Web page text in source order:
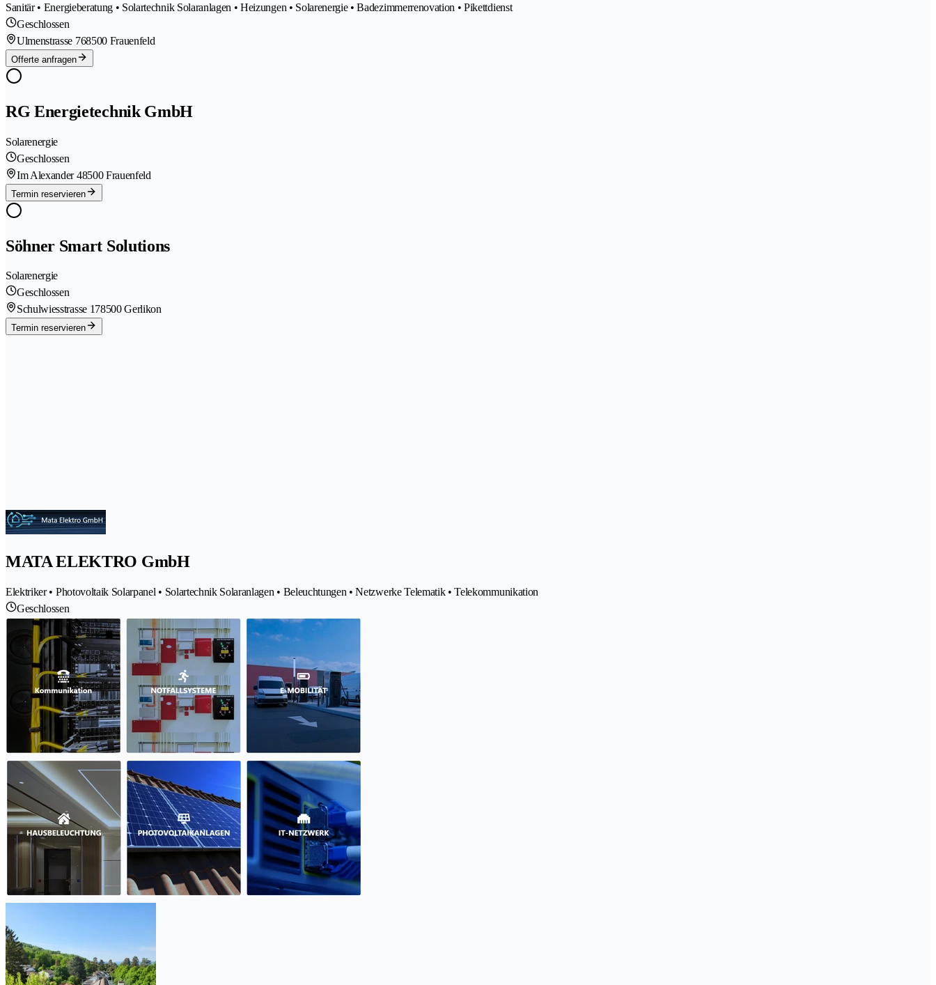
Sanitär • Energieberatung • Solartechnik Solaranlagen • Heizungen • Solarenergie • Badezimmerrenovation • Pikettdienst
Geschlossen
Ulmenstrasse 768500 Frauenfeld
Offerte anfragen
RG Energietechnik GmbH
Solarenergie
Geschlossen
Im Alexander 48500 Frauenfeld
Termin reservieren
Söhner Smart Solutions
Solarenergie
Geschlossen
Schulwiesstrasse 178500 Gerlikon
Termin reservieren
MATA ELEKTRO GmbH
Elektriker • Photovoltaik Solarpanel • Solartechnik Solaranlagen • Beleuchtungen • Netzwerke Telematik • Telekommunikation
Geschlossen